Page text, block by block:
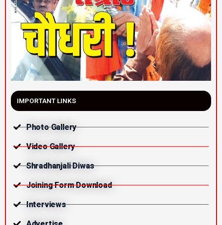
IMPORTANT LINKS
Photo Gallery
Video Gallery
Shradhanjali Diwas
Joining Form Download
Interviews